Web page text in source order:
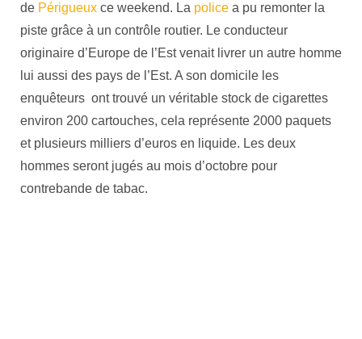
de Périgueux ce weekend. La police a pu remonter la
piste grâce à un contrôle routier. Le conducteur
originaire d’Europe de l’Est venait livrer un autre homme
lui aussi des pays de l’Est. A son domicile les
enquêteurs ont trouvé un véritable stock de cigarettes
environ 200 cartouches, cela représente 2000 paquets
et plusieurs milliers d’euros en liquide. Les deux
hommes seront jugés au mois d’octobre pour
contrebande de tabac.